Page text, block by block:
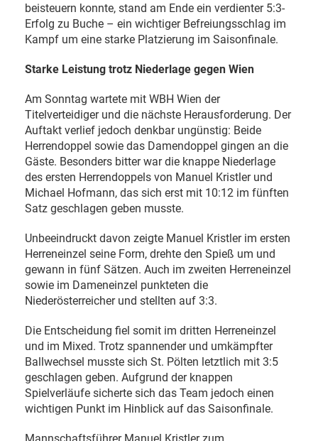
beisteuern konnte, stand am Ende ein verdienter 5:3-
Erfolg zu Buche – ein wichtiger Befreiungsschlag im
Kampf um eine starke Platzierung im Saisonfinale.
Starke Leistung trotz Niederlage gegen Wien
Am Sonntag wartete mit WBH Wien der
Titelverteidiger und die nächste Herausforderung. Der
Auftakt verlief jedoch denkbar ungünstig: Beide
Herrendoppel sowie das Damendoppel gingen an die
Gäste. Besonders bitter war die knappe Niederlage
des ersten Herrendoppels von Manuel Kristler und
Michael Hofmann, das sich erst mit 10:12 im fünften
Satz geschlagen geben musste.
Unbeeindruckt davon zeigte Manuel Kristler im ersten
Herreneinzel seine Form, drehte den Spieß um und
gewann in fünf Sätzen. Auch im zweiten Herreneinzel
sowie im Dameneinzel punkteten die
Niederösterreicher und stellten auf 3:3.
Die Entscheidung fiel somit im dritten Herreneinzel
und im Mixed. Trotz spannender und umkämpfter
Ballwechsel musste sich St. Pölten letztlich mit 3:5
geschlagen geben. Aufgrund der knappen
Spielverläufe sicherte sich das Team jedoch einen
wichtigen Punkt im Hinblick auf das Saisonfinale.